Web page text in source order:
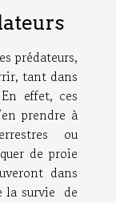
prédateurs,
tant dans
effet, ces
prendre à
ou
de proie
dans
la survie de